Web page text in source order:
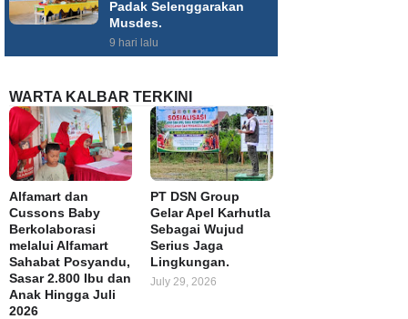
Padak Selenggarakan
Musdes.
9 hari lalu
WARTA KALBAR TERKINI
Alfamart dan
Cussons Baby
Berkolaborasi
melalui Alfamart
Sahabat Posyandu,
Sasar 2.800 Ibu dan
Anak Hingga Juli
2026
PT DSN Group
Gelar Apel Karhutla
Sebagai Wujud
Serius Jaga
Lingkungan.
July 29, 2026